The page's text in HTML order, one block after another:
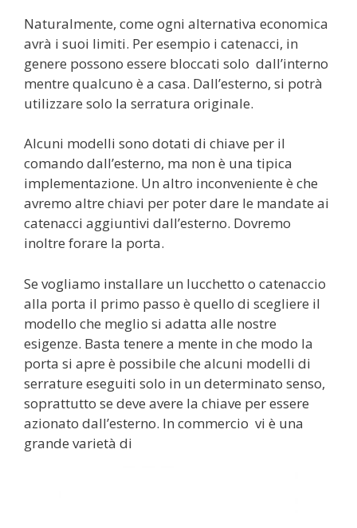
Naturalmente, come ogni alternativa economica
avrà i suoi limiti. Per esempio i catenacci, in
genere possono essere bloccati solo dall’interno
mentre qualcuno è a casa. Dall’esterno, si potrà
utilizzare solo la serratura originale.
Alcuni modelli sono dotati di chiave per il
comando dall’esterno, ma non è una tipica
implementazione. Un altro inconveniente è che
avremo altre chiavi per poter dare le mandate ai
catenacci aggiuntivi dall’esterno. Dovremo
inoltre forare la porta.
Se vogliamo installare un lucchetto o catenaccio
alla porta il primo passo è quello di scegliere il
modello che meglio si adatta alle nostre
esigenze. Basta tenere a mente in che modo la
porta si apre è possibile che alcuni modelli di
serrature eseguiti solo in un determinato senso,
soprattutto se deve avere la chiave per essere
azionato dall’esterno. In commercio vi è una
grande varietà di